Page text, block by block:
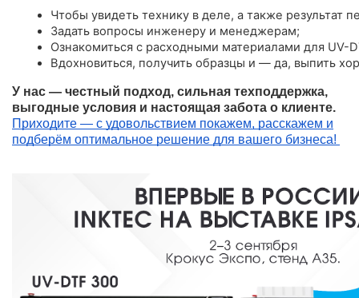
Чтобы увидеть технику в деле, а также результат
Задать вопросы инженеру и менеджерам;
Ознакомиться с расходными материалами для UV-
Вдохновиться, получить образцы и — да, выпить
У нас — честный подход, сильная техподдержка,
выгодные условия и настоящая забота о клиенте.
Приходите — с удовольствием покажем, расскажем и
подберём оптимальное решение для вашего бизнеса!